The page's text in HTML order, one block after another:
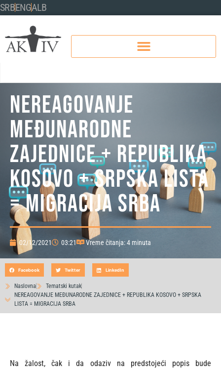
SRBENGALB
NEREAGOVANJE
MEĐUNARODNE
ZAJEDNICE + REPUBLIKA
KOSOVO + SRPSKA LISTA
= MIGRACIJA SRBA
02/12/2021 03:21 Vreme čitanja: 4 minuta
Naslovna
Tematski kutak
NEREAGOVANJE MEĐUNARODNE ZAJEDNICE + REPUBLIKA KOSOVO + SRPSKA
LISTA = MIGRACIJA SRBA
Facebook Twitter LinkedIn
Na žalost, čak i da odaziv na predstojeći popis bude